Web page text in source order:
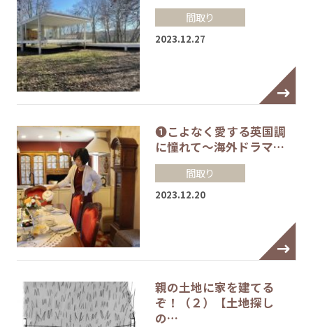
間取り
2023.12.27
❶こよなく愛する英国調
に憧れて～海外ドラマ…
間取り
2023.12.20
親の土地に家を建てる
ぞ！（２）【土地探し
の…